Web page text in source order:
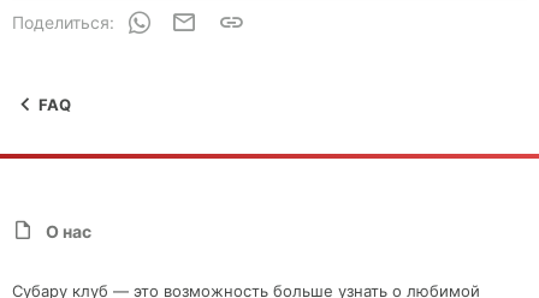
Поделиться: WhatsAppЭлектронная почта
FAQ
О нас
Субару клуб — это возможность больше узнать о любимой